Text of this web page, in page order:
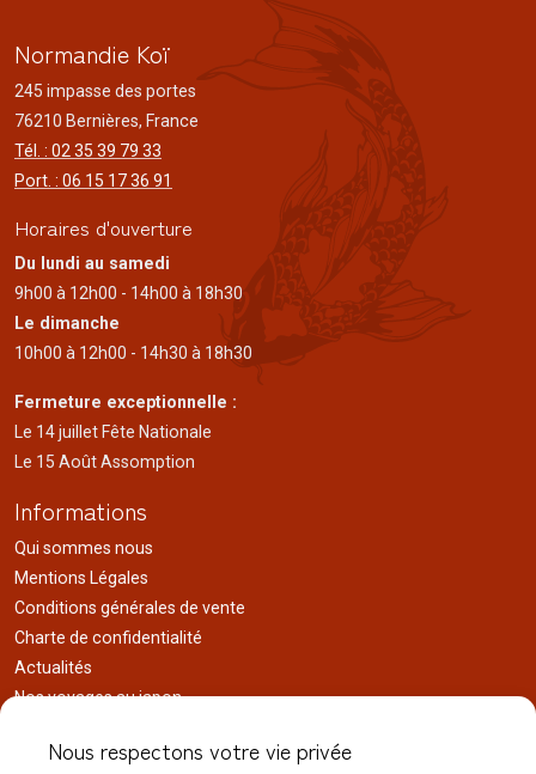
Normandie Koï
245 impasse des portes
76210 Bernières, France
Tél. : 02 35 39 79 33
Port. : 06 15 17 36 91
Horaires d'ouverture
Du lundi au samedi
9h00 à 12h00 - 14h00 à 18h30
Le dimanche
10h00 à 12h00 - 14h30 à 18h30
Fermeture exceptionnelle :
Le 14 juillet Fête Nationale
Le 15 Août Assomption
Informations
Qui sommes nous
Mentions Légales
Conditions générales de vente
Charte de confidentialité
Actualités
Nos voyages au japon
Liens utiles
Nous respectons votre vie privée